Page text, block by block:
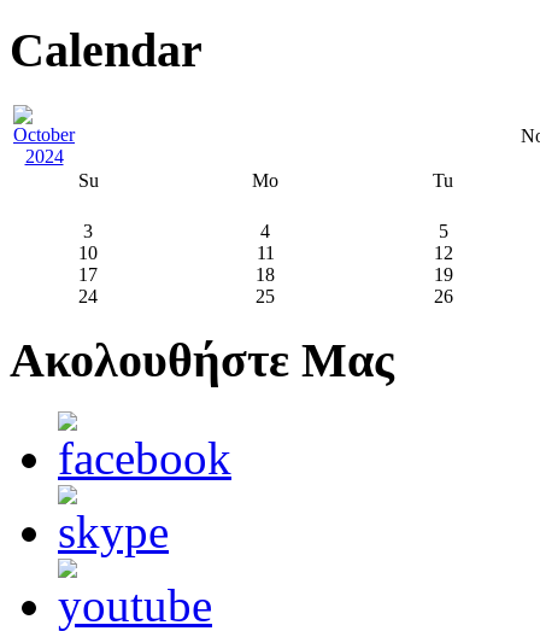
Calendar
Su Mo Tu
3 4
5
10
11
12
17
18
19
24
25 26
Ακολουθήστε Μας